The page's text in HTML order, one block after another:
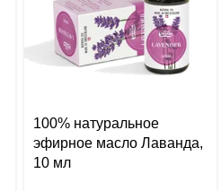
100% натуральное
эфирное масло Лаванда,
10 мл